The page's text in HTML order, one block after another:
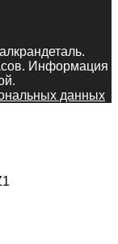
Информация
данных